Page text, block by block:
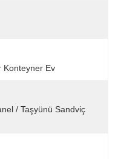
Konteyner Ev
/ Taşyünü Sandviç